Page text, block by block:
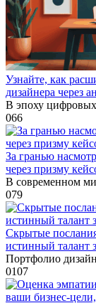
Узнайте, как
дизайнера через
В эпоху
066
За гранью
через призму
В современном
079
Скрытые
истинный талант
Портфолио
0107